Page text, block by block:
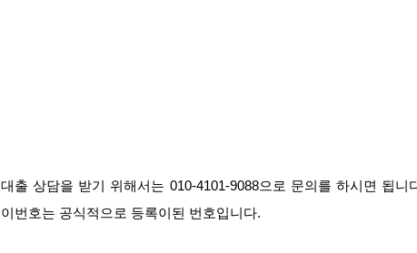
대출 상담을 받기 위해서는 010-4101-9088으로 문의를 하시면 됩니
이번호는 공식적으로 등록이된 번호입니다.